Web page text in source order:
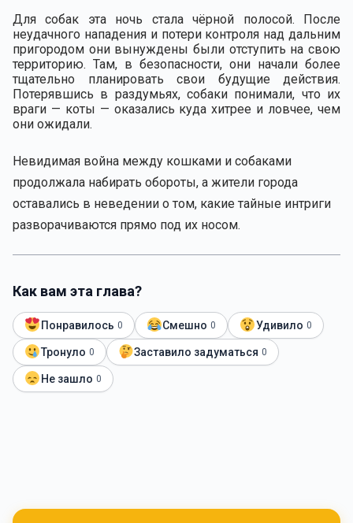
Для собак эта ночь стала чёрной полосой. После
неудачного нападения и потери контроля над дальним
пригородом они вынуждены были отступить на свою
территорию. Там, в безопасности, они начали более
тщательно планировать свои будущие действия.
Потерявшись в раздумьях, собаки понимали, что их
враги — коты — оказались куда хитрее и ловчее, чем
они ожидали.
Невидимая война между кошками и собаками
продолжала набирать обороты, а жители города
оставались в неведении о том, какие тайные интриги
разворачиваются прямо под их носом.
Как вам эта глава?
Понравилось 0 Смешно 0 Удивило 0
Тронуло 0 Заставило задуматься 0
Не зашло 0